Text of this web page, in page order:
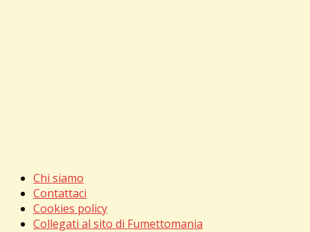
Chi siamo
Contattaci
Cookies policy
Collegati al sito di Fumettomania